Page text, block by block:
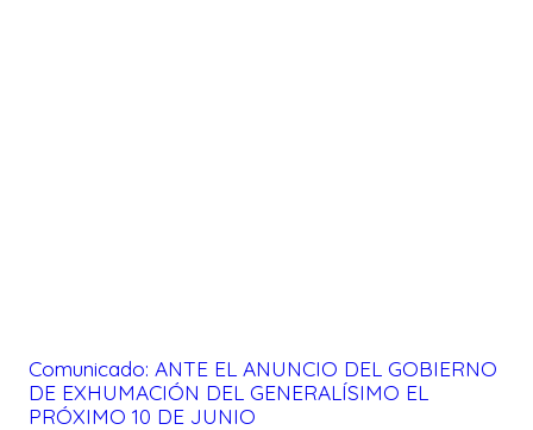
Comunicado: ANTE EL ANUNCIO DEL GOBIERNO
DE EXHUMACIÓN DEL GENERALÍSIMO EL
PRÓXIMO 10 DE JUNIO